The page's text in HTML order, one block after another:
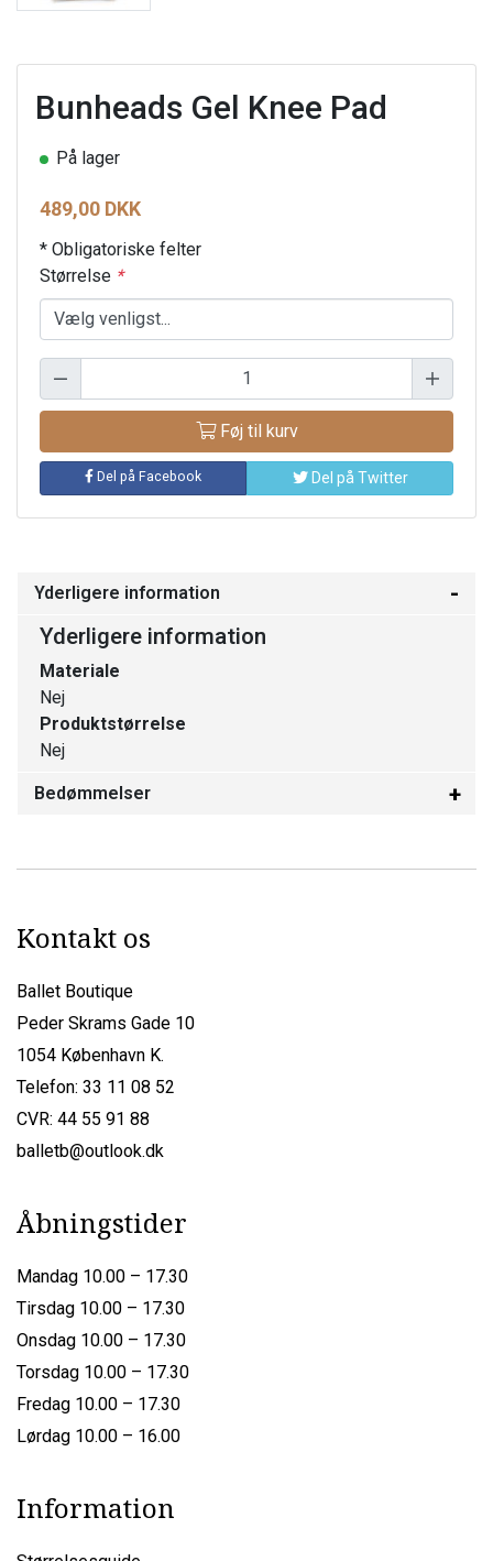
Bunheads Gel Knee Pad
På lager
489,00 DKK
* Obligatoriske felter
Størrelse *
Føj til kurv
Del på Facebook Del på Twitter
Yderligere information
Yderligere information
Materiale
Nej
Produktstørrelse
Nej
Bedømmelser
Kontakt os
Ballet Boutique
Peder Skrams Gade 10
1054 København K.
Telefon: 33 11 08 52
CVR: 44 55 91 88
balletb@outlook.dk
Åbningstider
Mandag 10.00 – 17.30
Tirsdag 10.00 – 17.30
Onsdag 10.00 – 17.30
Torsdag 10.00 – 17.30
Fredag 10.00 – 17.30
Lørdag 10.00 – 16.00
Information